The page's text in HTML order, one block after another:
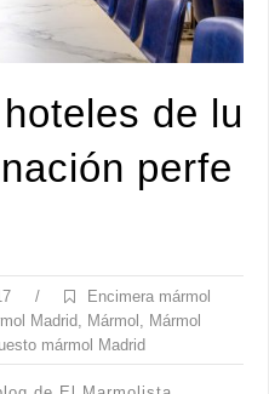
de lu
perfe
/
Encimera mármol
Madrid, Mármol , Mármol
mármol Madrid